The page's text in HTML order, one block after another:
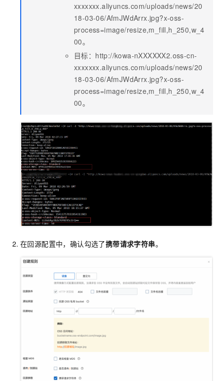
xxxxxxx.aliyuncs.com/uploads/news/20
18-03-06/AfmJWdArrx.jpg?x-oss-
process=image/resize,m_fill,h_250,w_4
00。
目标：http://kowa-nXXXXXX2.oss-cn-
xxxxxxx.aliyuncs.com/uploads/news/20
18-03-06/AfmJWdArrx.jpg?x-oss-
process=image/resize,m_fill,h_250,w_4
00。
在回源配置中，确认勾选了携带请求字符串。